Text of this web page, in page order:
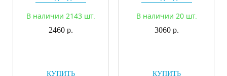
Kaimas 357418
В наличии 2143 шт.
2460 р.
КУПИТЬ
Kaimas 357420
В наличии 20 шт.
3060 р.
КУПИТЬ